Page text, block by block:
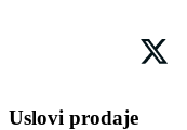
Uslovi prodaje